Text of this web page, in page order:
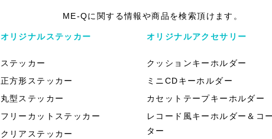
ME-Qに関する情報や商品を検索頂けます。
オリジナルステッカー
ステッカー
正方形ステッカー
丸型ステッカー
フリーカットステッカー
クリアステッカー
オリジナルアクセサリー
クッションキーホルダー
ミニCDキーホルダー
カセットテープキーホルダー
レコード風キーホルダー＆コ
ター